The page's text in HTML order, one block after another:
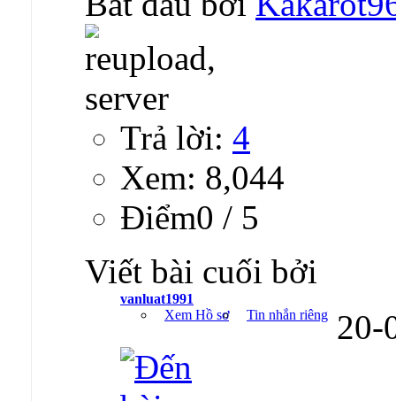
Trả lời: 4
Xem: 8,044
Ðiểm0 / 5
Viết bài cuối bởi
vanluat1991
Xem Hồ sơ
Tin nhắn riêng 20-